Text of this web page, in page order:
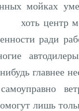
мойках
центр
ради
главнее
лишь